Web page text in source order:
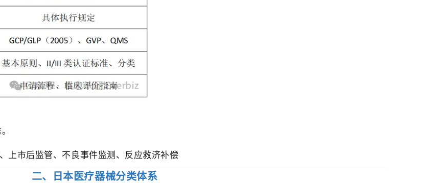
上市后监管、不良事件监测、反应救济补偿
二、日本医疗器械分类体系